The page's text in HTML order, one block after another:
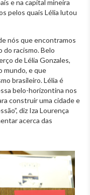
e na capital mineira
pelos quais Lélia lutou
nós que encontramos
do racismo. Belo
de Lélia Gonzales,
mundo, e que
brasileiro. Lélia é
belo-horizontina nos
construir uma cidade e
diz Iza Lourença
acerca das